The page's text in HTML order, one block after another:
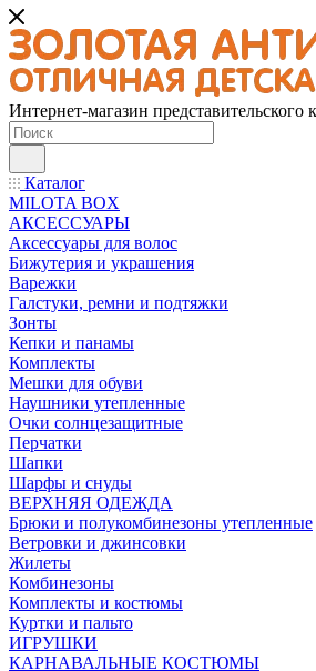
Интернет-магазин представительского
Каталог
MILOTA BOX
АКСЕССУАРЫ
Аксессуары для волос
Бижутерия и украшения
Варежки
Галстуки, ремни и подтяжки
Зонты
Кепки и панамы
Комплекты
Мешки для обуви
Наушники утепленные
Очки солнцезащитные
Перчатки
Шапки
Шарфы и снуды
ВЕРХНЯЯ ОДЕЖДА
Брюки и полукомбинезоны утепленные
Ветровки и джинсовки
Жилеты
Комбинезоны
Комплекты и костюмы
Куртки и пальто
ИГРУШКИ
КАРНАВАЛЬНЫЕ КОСТЮМЫ